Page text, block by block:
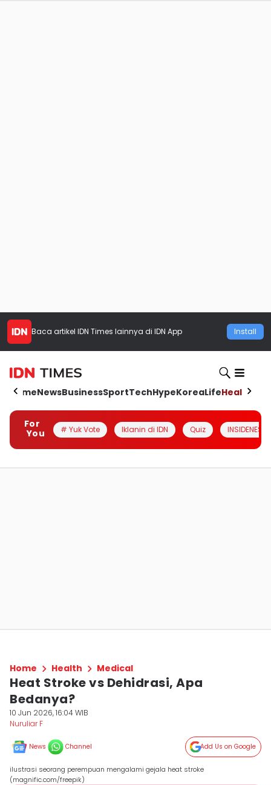
Baca artikel IDN Times lainnya di IDN App Install
HomeNewsBusinessSportTechHypeKoreaLifeHealth
For
You
# Yuk Vote Iklanin di IDN Quiz INSIDENESIA
Home Health Medical
Heat Stroke vs Dehidrasi, Apa
Bedanya?
10 Jun 2026, 16:04 WIB
Nuruliar F
News Channel Add Us on Google
ilustrasi seorang perempuan mengalami gejala heat stroke
(magnific.com/freepik)